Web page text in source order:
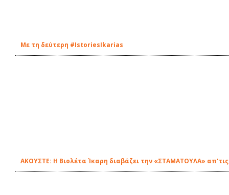
Με τη δεύτερη #IstoriesIkarias
ΑΚΟΥΣΤΕ: Η Βιολέτα Ίκαρη διαβάζει την «ΣΤΑΜΑΤΟΥΛΑ»